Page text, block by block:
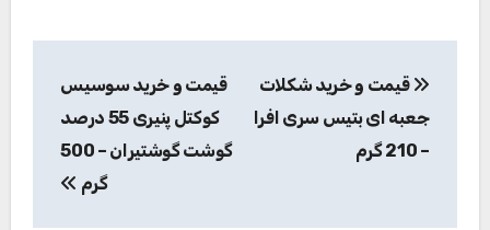
نوشته
قیمت و خرید شکلات
جعبه ای بتیس سری افرا
– 210 گرم
قیمت و خرید سوسیس
کوکتل پنیری 55 درصد
گوشت گوشتیران – 500
گرم